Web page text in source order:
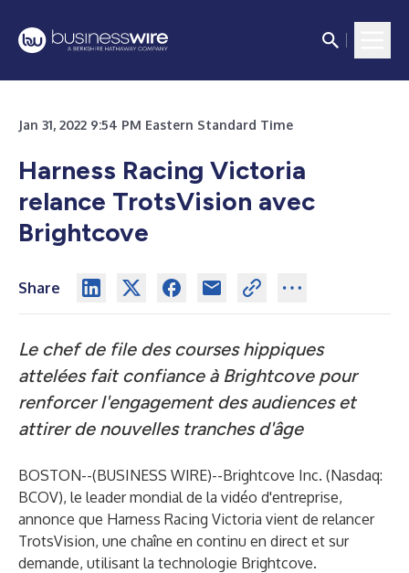
Jan 31, 2022 9:54 PM Eastern Standard Time
Harness Racing Victoria
relance TrotsVision avec
Brightcove
Share
Le chef de file des courses hippiques
attelées fait confiance à Brightcove pour
renforcer l'engagement des audiences et
attirer de nouvelles tranches d'âge
BOSTON--(BUSINESS WIRE)--Brightcove Inc. (Nasdaq:
BCOV), le leader mondial de la vidéo d'entreprise,
annonce que Harness Racing Victoria vient de relancer
TrotsVision, une chaîne en continu en direct et sur
demande, utilisant la technologie Brightcove.